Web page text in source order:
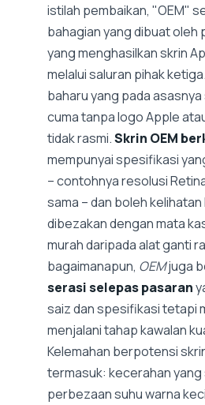
istilah pembaikan, "OEM"
bahagian yang dibuat oleh
yang menghasilkan skrin
melalui saluran pihak
baharu yang pada
cuma tanpa logo Apple
tidak rasmi.Skrin OEM
mempunyai spesifikasi
– contohnya resolusi
sama – dan boleh
dibezakan dengan mata
murah daripada alat ganti
bagaimanapun, OEMjuga
serasi selepas pasaran
saiz dan spesifikasi tetapi
menjalani tahap kawalan
Kelemahan berpotensi
termasuk: kecerahan yang
perbezaan suhu warna